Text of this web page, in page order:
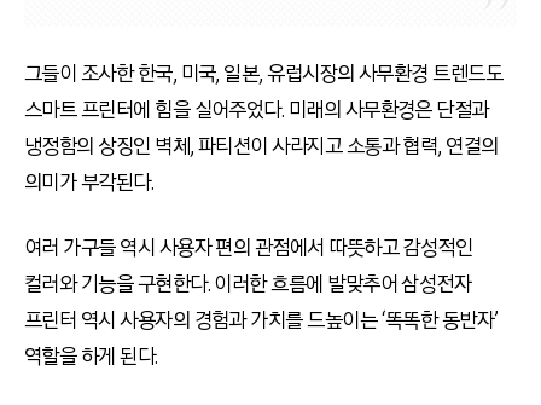
그들이 조사한 한국, 미국, 일본, 유럽시장의 사무환경 트렌드도
스마트 프린터에 힘을 실어주었다. 미래의 사무환경은 단절과
냉정함의 상징인 벽체, 파티션이 사라지고 소통과 협력, 연결의
의미가 부각된다.
여러 가구들 역시 사용자 편의 관점에서 따뜻하고 감성적인
컬러와 기능을 구현한다. 이러한 흐름에 발맞추어 삼성전자
프린터 역시 사용자의 경험과 가치를 드높이는 ‘똑똑한 동반자’
역할을 하게 된다.